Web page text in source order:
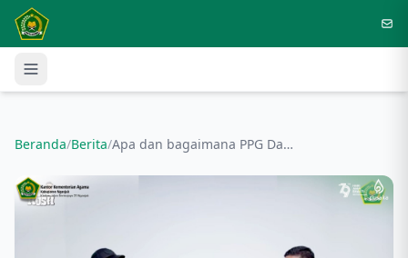
Langsung ke konten utama
Beranda/Berita/ Apa dan bagaimana PPG Dalam Jabatan Transformasi +?